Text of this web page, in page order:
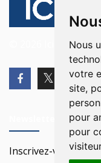
Nous
votre
site,
pour
pour
© 2026 Ici
Inscrivez-vous à